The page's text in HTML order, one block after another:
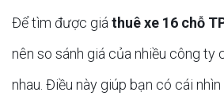
Để tìm được giá thuê xe 16 chỗ
nên so sánh giá của nhiều công ty
nhau. Điều này giúp bạn có cái